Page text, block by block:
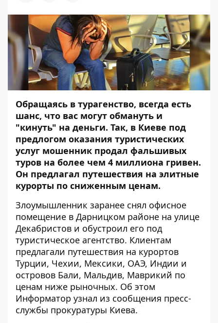
Обращаясь в турагенство, всегда есть
шанс, что вас могут обмануть и
"кинуть" на деньги. Так, в Киеве под
предлогом оказания туристических
услуг мошенник продал фальшивых
туров на более чем 4 миллиона гривен.
Он предлагал путешествия на элитные
курорты по сниженным ценам.
Злоумышленник заранее снял офисное
помещение в Дарницком районе на улице
Декабристов и обустроил его под
туристическое агентство. Клиентам
предлагали путешествия на курортов
Турции, Чехии, Мексики, ОАЭ, Индии и
островов Бали, Мальдив, Маврикий по
ценам ниже рыночных. Об этом
Информатор узнал из сообщения пресс-
службы прокуратуры Киева.